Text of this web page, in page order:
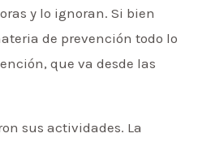
y lo ignoran. Si bien
de prevención todo lo
que va desde las
sus actividades. La